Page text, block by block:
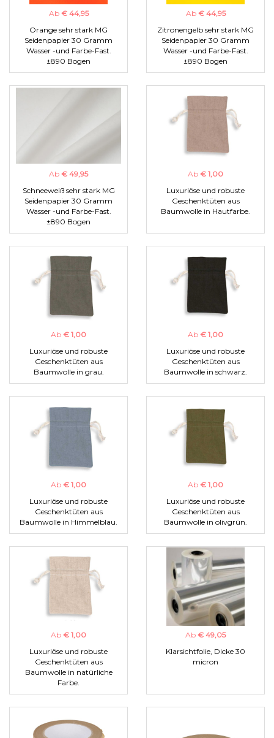
Ab € 44,95
Orange sehr stark MG
Seidenpapier 30 Gramm
Wasser -und Farbe-Fast.
±890 Bogen
Ab € 44,95
Zitronengelb sehr stark MG
Seidenpapier 30 Gramm
Wasser -und Farbe-Fast.
±890 Bogen
Ab € 49,95
Schneeweiß sehr stark MG
Seidenpapier 30 Gramm
Wasser -und Farbe-Fast.
±890 Bogen
Ab € 1,00
Luxuriöse und robuste
Geschenktüten aus
Baumwolle in Hautfarbe.
Ab € 1,00
Luxuriöse und robuste
Geschenktüten aus
Baumwolle in grau.
Ab € 1,00
Luxuriöse und robuste
Geschenktüten aus
Baumwolle in schwarz.
Ab € 1,00
Luxuriöse und robuste
Geschenktüten aus
Baumwolle in Himmelblau.
Ab € 1,00
Luxuriöse und robuste
Geschenktüten aus
Baumwolle in olivgrün.
Ab € 1,00
Luxuriöse und robuste
Geschenktüten aus
Baumwolle in natürliche
Farbe.
Ab € 49,05
Klarsichtfolie, Dicke 30
micron